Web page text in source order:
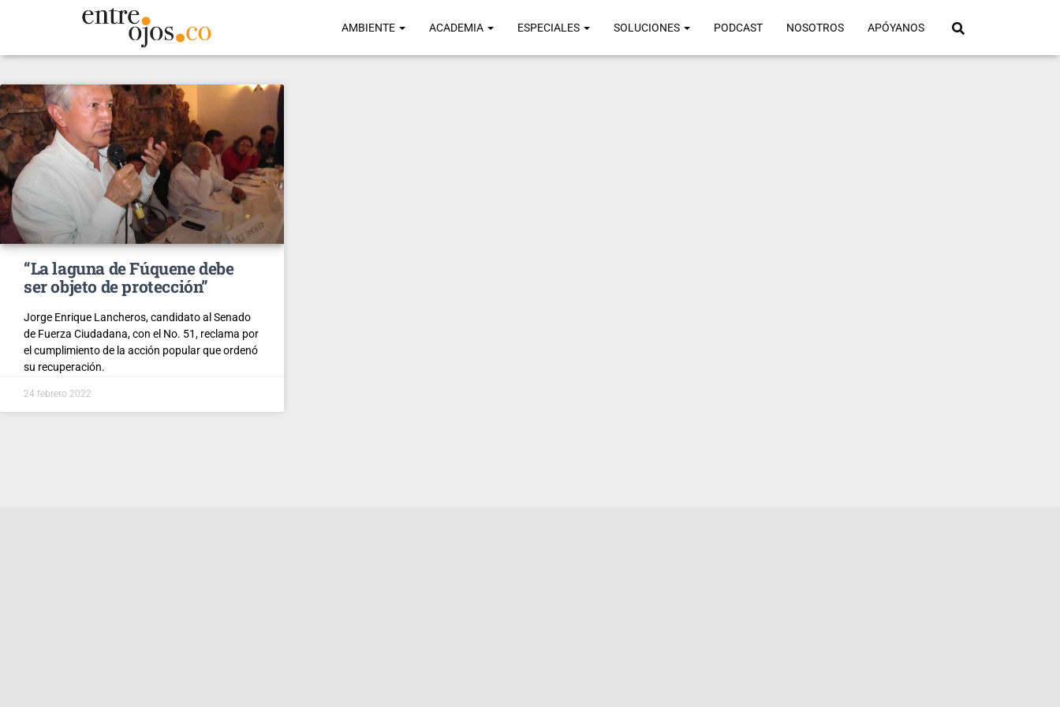
AMBIENTE ACADEMIA ESPECIALES SOLUCIONES PODCAST NOSOTROS APÓYANOS
“La laguna de Fúquene debe
ser objeto de protección”
Jorge Enrique Lancheros, candidato al Senado
de Fuerza Ciudadana, con el No. 51, reclama por
el cumplimiento de la acción popular que ordenó
su recuperación.
24 febrero 2022